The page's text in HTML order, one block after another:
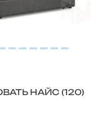
НАЙС (120)